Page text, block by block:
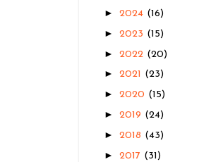
► 2024 (16)
► 2023 (15)
► 2022 (20)
► 2021 (23)
► 2020 (15)
► 2019 (24)
► 2018 (43)
► 2017 (31)